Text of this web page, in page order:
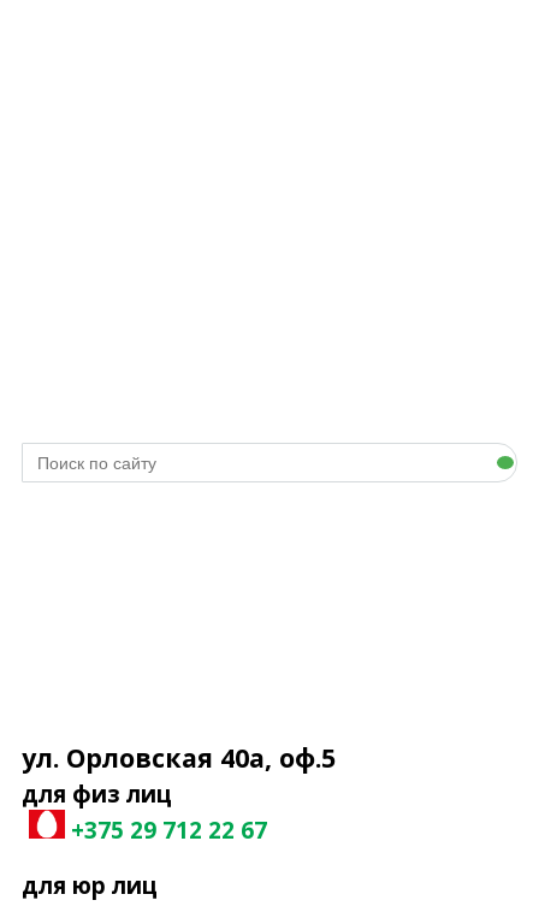
ул. Орловская 40а, оф.5
для физ лиц
+375 29 712 22 67
для юр лиц